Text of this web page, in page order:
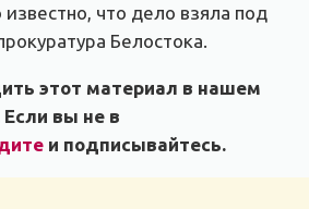
что дело взяла под
Белостока.
этот материал в нашем
вы не в
и подписывайтесь.